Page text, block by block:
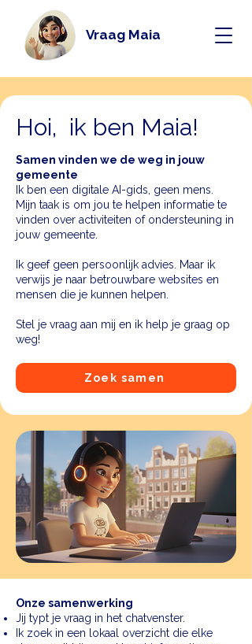
Vraag Maia
Hoi, ik ben Maia!
​​Samen vinden we de weg in jouw
gemeente
Ik ben een digitale AI-gids, geen mens.
Mijn taak is om jou te helpen informatie te
vinden over activiteiten of ondersteuning in
jouw gemeente.
Ik geef geen persoonlijk advies. Maar ik
verwijs je naar betrouwbare websites en
mensen die je kunnen helpen.
Stel je vraag aan mij en ik help je graag op
weg!
Zoek samen
Onze samenwerking
Jij typt je vraag in het chatvenster.
Ik zoek in een lokaal overzicht die elke